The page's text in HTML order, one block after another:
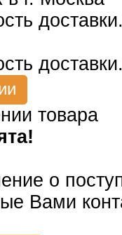
товара
о
Вами